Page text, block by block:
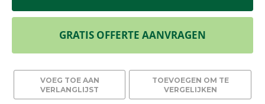
GRATIS OFFERTE AANVRAGEN
VOEG TOE AAN
VERLANGLIJST
TOEVOEGEN OM TE
VERGELIJKEN